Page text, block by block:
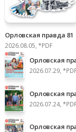
Орловская правда 81
2026.08.05, *PDF
Орловская
2026.07.29,
Орловская
2026.07.24,
Орловская